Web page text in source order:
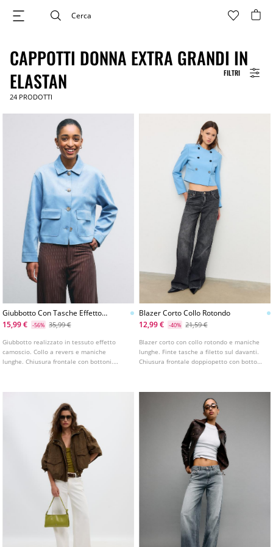
FILTRI
CAPPOTTI DONNA EXTRA GRANDI IN
ELASTAN
24 PRODOTTI
Giubbotto Con Tasche Effetto
Camoscio
15,99 € -56% 35,99 €
Giubbotto realizzato in tessuto effetto
camoscio. Collo a revers e maniche
lunghe. Chiusura frontale con bottoni.
Blazer Corto Collo Rotondo
12,99 €
-40% 21,59 €
Blazer corto con collo rotondo e maniche
lunghe. Finte tasche a filetto sul davanti.
Chiusura frontale doppiopetto con bottoni.